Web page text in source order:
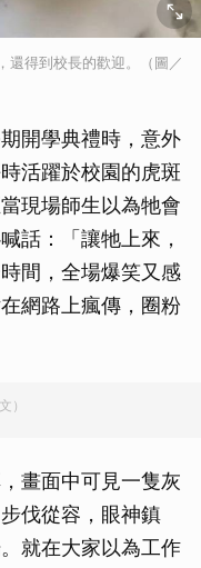
還得到校長的歡迎。（圖／
開學典禮時，意外
活躍於校園的虎斑
現場師生以為牠會
話：「讓牠上來，
間，全場爆笑又感
網路上瘋傳，圈粉
）
畫面中可見一隻灰
伐從容，眼神鎮
就在大家以為工作